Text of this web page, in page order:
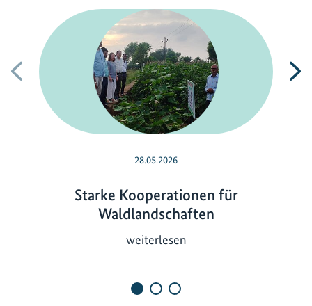
Vorherige
28.05.2026
Starke Kooperationen für
Waldlandschaften
weiterlesenS